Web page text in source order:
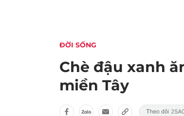
ĐỜI SỐNG
Chè đậu xanh
miền Tây